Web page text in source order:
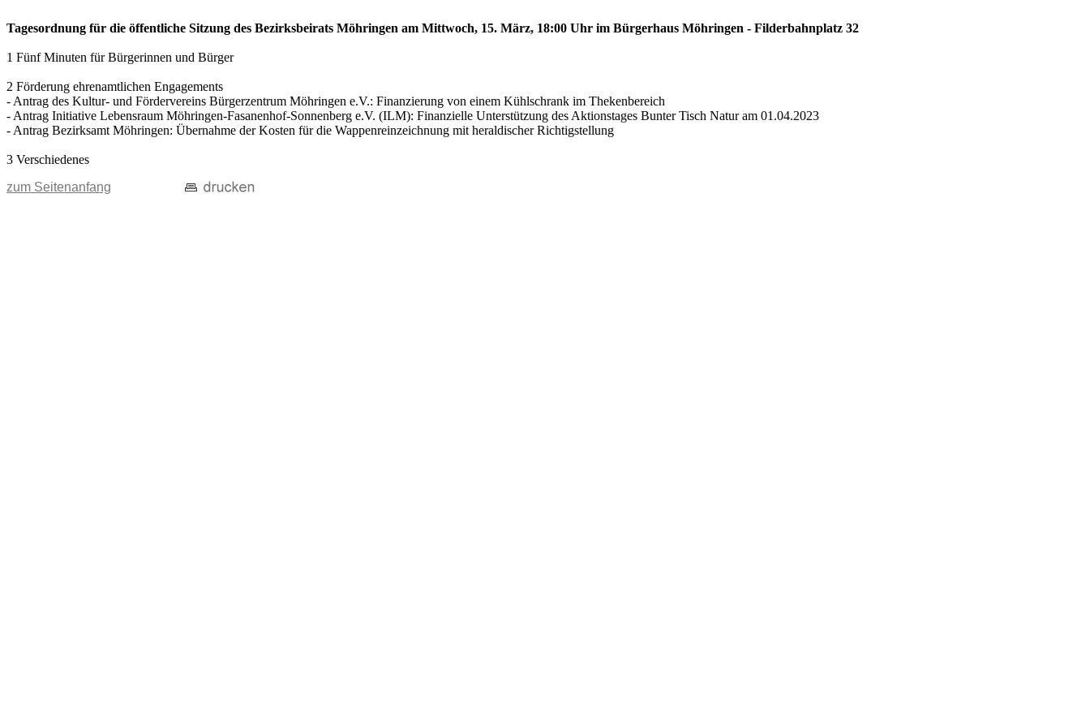
Tagesordnung für die öffentliche Sitzung des Bezirksbeirats Möhringen am Mittwoch, 15. März, 18:00 Uhr im Bürgerhaus Möhringen - Filderbahnplatz 32
1 Fünf Minuten für Bürgerinnen und Bürger
2 Förderung ehrenamtlichen Engagements
- Antrag des Kultur- und Fördervereins Bürgerzentrum Möhringen e.V.: Finanzierung von einem Kühlschrank im Thekenbereich
- Antrag Initiative Lebensraum Möhringen-Fasanenhof-Sonnenberg e.V. (ILM): Finanzielle Unterstützung des Aktionstages Bunter Tisch Natur am 01.04.2023
- Antrag Bezirksamt Möhringen: Übernahme der Kosten für die Wappenreinzeichnung mit heraldischer Richtigstellung
3 Verschiedenes
zum Seitenanfang